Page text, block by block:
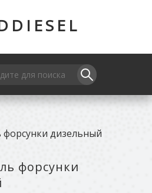
форсунки дизельный
форсунки